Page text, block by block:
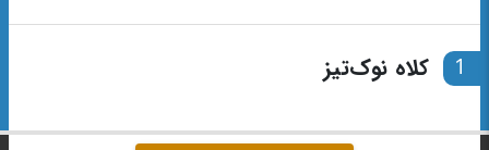
1 کلاه نوک‌تیز